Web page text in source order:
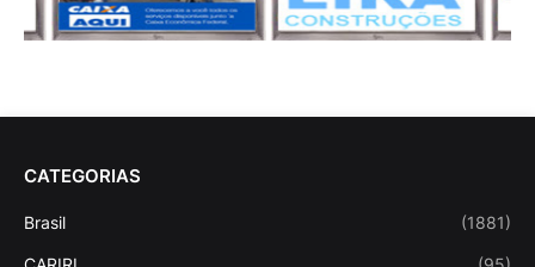
CATEGORIAS
Brasil (1881)